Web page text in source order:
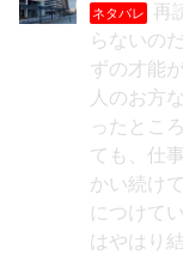
ネタバレ
再
らないの
ずの才能
人のお方
ったとこ
ても、仕
かい続け
につけて
はやはり